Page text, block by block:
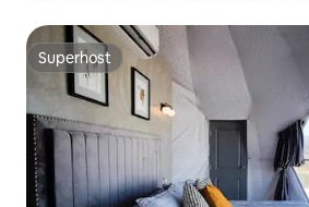
Superhost
Superhost